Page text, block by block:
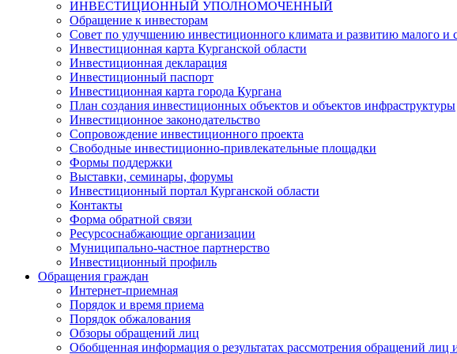
ИНВЕСТИЦИОННЫЙ УПОЛНОМОЧЕННЫЙ
Обращение к инвесторам
Совет по улучшению инвестиционного климата и развитию малого и
Инвестиционная карта Курганской области
Инвестиционная декларация
Инвестиционный паспорт
Инвестиционная карта города Кургана
План создания инвестиционных объектов и объектов инфраструктуры
Инвестиционное законодательство
Сопровождение инвестиционного проекта
Свободные инвестиционно-привлекательные площадки
Формы поддержки
Выставки, семинары, форумы
Инвестиционный портал Курганской области
Контакты
Форма обратной связи
Ресурсоснабжающие организации
Муниципально-частное партнерство
Инвестиционный профиль
Обращения граждан
Интернет-приемная
Порядок и время приема
Порядок обжалования
Обзоры обращений лиц
Обобщенная информация о результатах рассмотрения обращений лиц